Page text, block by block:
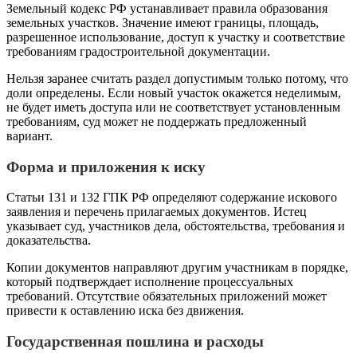
Земельный кодекс РФ устанавливает правила образования
земельных участков. Значение имеют границы, площадь,
разрешенное использование, доступ к участку и соответствие
требованиям градостроительной документации.
Нельзя заранее считать раздел допустимым только потому, что
доли определены. Если новый участок окажется неделимым,
не будет иметь доступа или не соответствует установленным
требованиям, суд может не поддержать предложенный
вариант.
Форма и приложения к иску
Статьи 131 и 132 ГПК РФ определяют содержание искового
заявления и перечень прилагаемых документов. Истец
указывает суд, участников дела, обстоятельства, требования и
доказательства.
Копии документов направляют другим участникам в порядке,
который подтверждает исполнение процессуальных
требований. Отсутствие обязательных приложений может
привести к оставлению иска без движения.
Государственная пошлина и расходы